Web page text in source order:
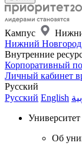
Кампус
Нижний Новгород
Внутренние
Корпоративный
Личный кабинет
Русский
Русский English
Университет
Об